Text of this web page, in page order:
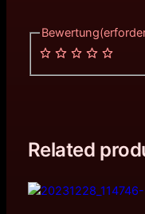
Bewertung
Related